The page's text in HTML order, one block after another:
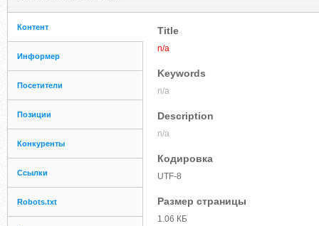
Контент
Информер
Посетители
Позиции
Конкуренты
Ссылки
Robots.txt
Title
n/a
Keywords
n/a
Description
n/a
Кодировка
UTF-8
Размер страницы
1.06 КБ